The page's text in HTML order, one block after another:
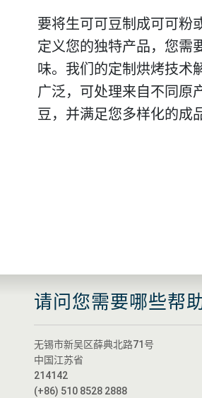
要将生可可豆制成可可粉或巧克力浆以
定义您的独特产品，您需
味。我们的定制烘烤技术
广泛，可处理来自不同原
豆，并满足您多样化的成
我们的创新型咖啡豆烘烤解决方案以持
续研发为基础，设立全球
模、中等规模到大规模运
为您提供具有更好的控制
决方案，实现更好的烘烤
不管是榛子、花生、腰果、开心果、杏
仁还是种子，我们可为您
于任何坚果或种子原料的
完全定制的烘烤解决方案
烘烤流程还可提供巴氏杀
请问您需要哪些帮
无锡市新吴区薛典北路71号
中国江苏省
214142
(+86) 510 8528 2888